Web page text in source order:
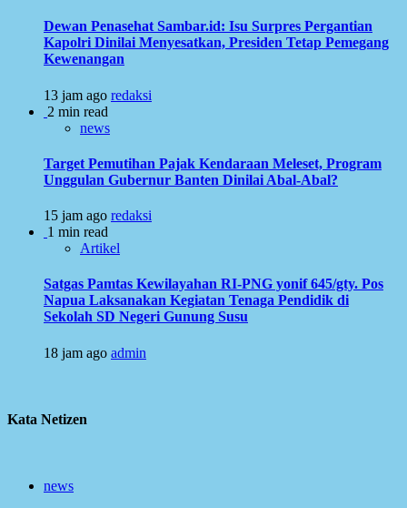
Dewan Penasehat Sambar.id: Isu Surpres Pergantian
Kapolri Dinilai Menyesatkan, Presiden Tetap Pemegang
Kewenangan
13 jam ago redaksi
2 min read
news
Target Pemutihan Pajak Kendaraan Meleset, Program
Unggulan Gubernur Banten Dinilai Abal-Abal?
15 jam ago redaksi
1 min read
Artikel
Satgas Pamtas Kewilayahan RI-PNG yonif 645/gty. Pos
Napua Laksanakan Kegiatan Tenaga Pendidik di
Sekolah SD Negeri Gunung Susu
18 jam ago admin
Kata Netizen
news